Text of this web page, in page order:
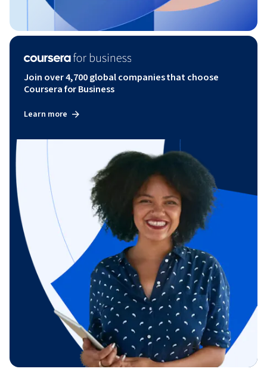
Join over 4,700 global companies that choose
Coursera for Business
Learn more